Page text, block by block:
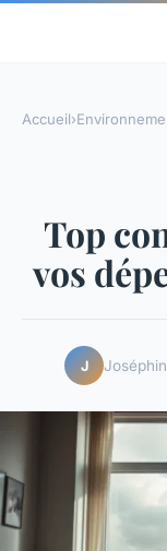
Accueil›
Top
vos
J